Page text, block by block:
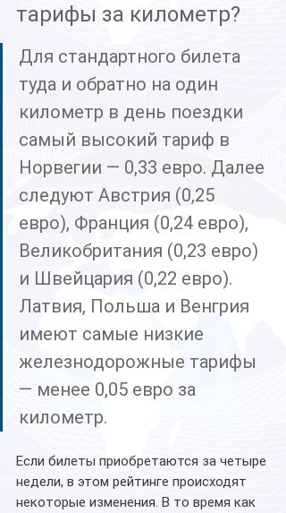
тарифы за километр?
Для стандартного билета
туда и обратно на один
километр в день поездки
самый высокий тариф в
Норвегии — 0,33 евро. Далее
следуют Австрия (0,25
евро), Франция (0,24 евро),
Великобритания (0,23 евро)
и Швейцария (0,22 евро).
Латвия, Польша и Венгрия
имеют самые низкие
железнодорожные тарифы
— менее 0,05 евро за
километр.
Если билеты приобретаются за четыре
недели, в этом рейтинге происходят
некоторые изменения. В то время как